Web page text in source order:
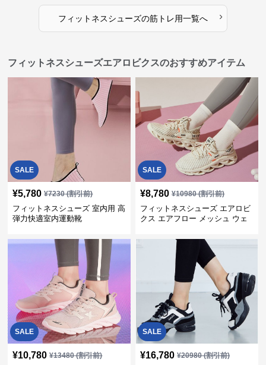
フィットネスシューズの筋トレ用一覧へ ›
フィットネスシューズエアロビクスのおすすめアイテム
SALE
¥5,780 ¥7230(割引前)
フィットネスシューズ 室内用 高
弾力快適室内運動靴
SALE
¥8,780 ¥10980(割引前)
フィットネスシューズ エアロビ
クス エアフロー メッシュ ウェ
SALE
¥10,780 ¥13480(割引前)
SALE
¥16,780 ¥20980(割引前)